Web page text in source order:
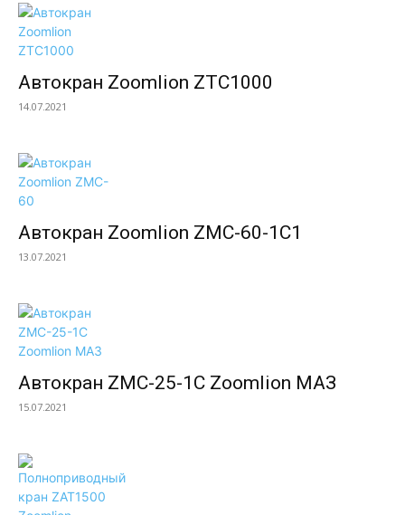
Автокран Zoomlion ZTC1000
14.07.2021
Автокран Zoomlion ZMC-60-1C1
13.07.2021
Автокран ZMC-25-1С Zoomlion МАЗ
15.07.2021